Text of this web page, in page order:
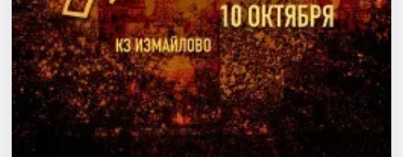
Города
Площадки
Артисты